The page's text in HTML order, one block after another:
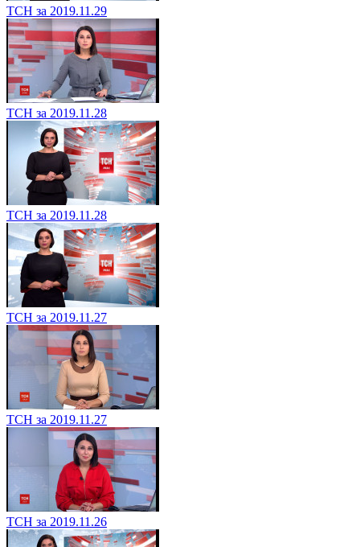
ТСН за 2019.11.29
ТСН за 2019.11.28
ТСН за 2019.11.28
ТСН за 2019.11.27
ТСН за 2019.11.27
ТСН за 2019.11.26